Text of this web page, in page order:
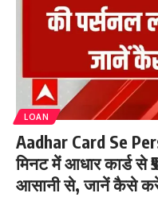
LOAN
Aadhar Card Se
मिनट में आधार कार्ड से
आसानी से, जानें कैसे